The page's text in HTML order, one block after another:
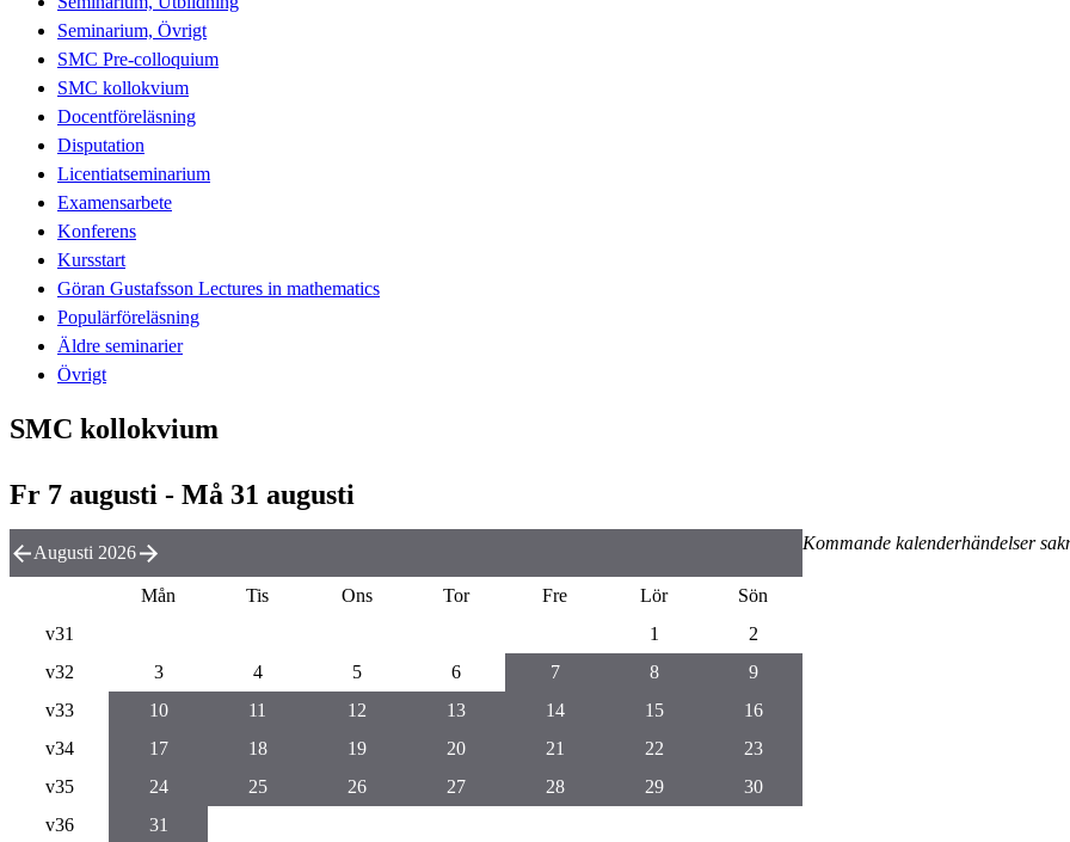
Seminarium, Övrigt
SMC Pre-colloquium
SMC kollokvium
Docentföreläsning
Disputation
Licentiatseminarium
Examensarbete
Konferens
Kursstart
Göran Gustafsson Lectures in mathematics
Populärföreläsning
Äldre seminarier
Övrigt
SMC kollokvium
Fr 7 augusti - Må 31 augusti
Kommande kalenderhändelser
Augusti 2026
Mån Tis Ons Tor Fre Lör
Sön
v31
1
2
v32
3 4 5 6 7 8
9
v33
10 11 12 13 14 15
16
v34
17 18 19 20 21 22
23
v35
24 25 26 27 28 29
30
v36
31